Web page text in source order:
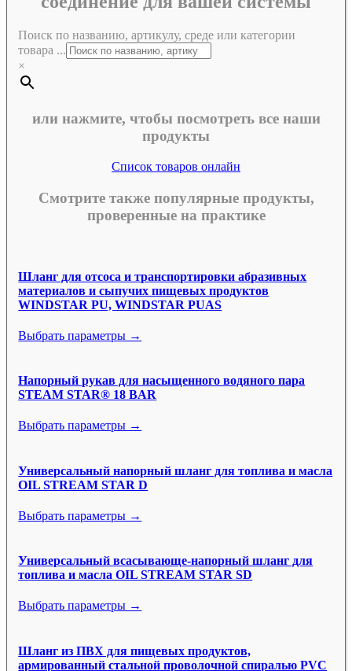
Поиск по названию, артикулу, среде или категории
товара ...
×
или нажмите, чтобы посмотреть все наши
продукты
Список товаров онлайн
Смотрите также популярные продукты,
проверенные на практике
Шланг для отсоса и транспортировки абразивных
материалов и сыпучих пищевых продуктов
WINDSTAR PU, WINDSTAR PUAS
Выбрать параметры →
Напорный рукав для насыщенного водяного пара
STEAM STAR® 18 BAR
Выбрать параметры →
Универсальный напорный шланг для топлива и масла
OIL STREAM STAR D
Выбрать параметры →
Универсальный всасывающе-напорный шланг для
топлива и масла OIL STREAM STAR SD
Выбрать параметры →
Шланг из ПВХ для пищевых продуктов,
армированный стальной проволочной спиралью PVC